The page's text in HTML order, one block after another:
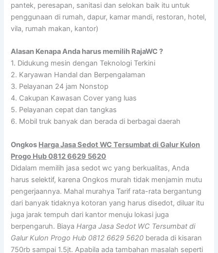
pantek, peresapan, sanitasi dan selokan baik itu untuk
penggunaan di rumah, dapur, kamar mandi, restoran, hotel,
vila, rumah makan, kantor)
Alasan Kenapa Anda harus memilih RajaWC ?
1. Didukung mesin dengan Teknologi Terkini
2. Karyawan Handal dan Berpengalaman
3. Pelayanan 24 jam Nonstop
4. Cakupan Kawasan Cover yang luas
5. Pelayanan cepat dan tangkas
6. Mobil truk banyak dan berada di berbagai daerah
Ongkos Harga Jasa Sedot WC Tersumbat di Galur Kulon
Progo Hub 0812 6629 5620
Didalam memilih jasa sedot wc yang berkualitas, Anda
harus selektif, karena Ongkos murah tidak menjamin mutu
pengerjaannya. Mahal murahya Tarif rata-rata bergantung
dari banyak tidaknya kotoran yang harus disedot, diluar itu
juga jarak tempuh dari kantor menuju lokasi juga
berpengaruh. BiayaHarga Jasa Sedot WC Tersumbat di
Galur Kulon Progo Hub 0812 6629 5620 berada di kisaran
750rb sampai 1.5jt. Apabila ada tambahan masalah seperti